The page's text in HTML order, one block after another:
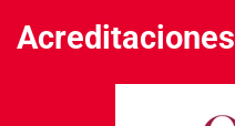
Acreditaciones